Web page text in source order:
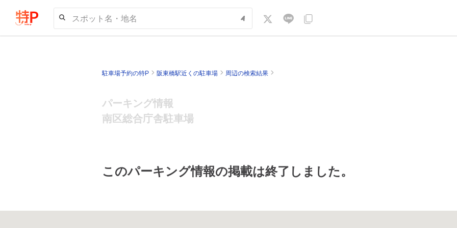
スポット名・地名
駐車場予約の特P 阪東橋駅近くの駐車場 周辺の検索結果
パーキング情報
南区総合庁舎駐車場
このパーキング情報の掲載は終了しました。